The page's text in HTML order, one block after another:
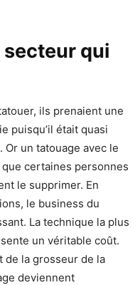
secteur qui
ils prenaient une
puisqu’il était quasi
un tatouage avec le
certaines personnes
le supprimer. En
le business du
La technique la plus
un véritable coût.
de la grosseur de la
deviennent